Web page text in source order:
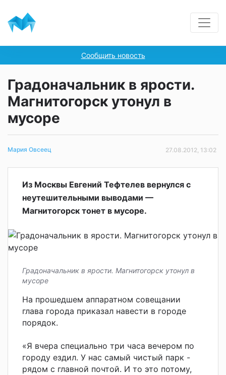
Сообщить новость
Градоначальник в ярости.
Магнитогорск утонул в
мусоре
Мария Овсеец 27.08.2012, 13:02
Из Москвы Евгений Тефтелев вернулся с
неутешительными выводами —
Магнитогорск тонет в мусоре.
Градоначальник в ярости. Магнитогорск утонул в
мусоре
На прошедшем аппаратном совещании
глава города приказал навести в городе
порядок.
«Я вчера специально три часа вечером по
городу ездил. У нас самый чистый парк -
рядом с главной почтой. И то это потому,